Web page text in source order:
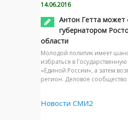
14.06.2016
Антон Гетта может
губернатором
области
Молодой политик имеет
избраться в
«Единой России», а затем
регион. Деловое
Новости СМИ2